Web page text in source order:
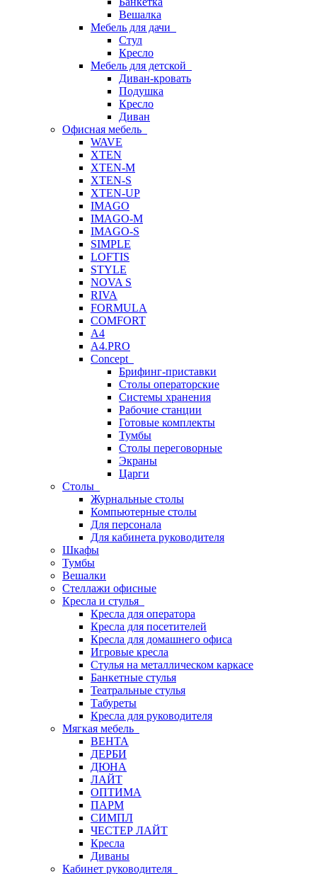
Вешалка
Мебель для дачи
Стул
Кресло
Мебель для детской
Диван-кровать
Подушка
Кресло
Диван
Офисная мебель
WAVE
XTEN
XTEN-M
XTEN-S
XTEN-UP
IMAGO
IMAGO-M
IMAGO-S
SIMPLE
LOFTIS
STYLE
NOVA S
RIVA
FORMULA
COMFORT
A4
A4.PRO
Concept
Брифинг-приставки
Столы операторские
Системы хранения
Рабочие станции
Готовые комплекты
Тумбы
Столы переговорные
Экраны
Царги
Столы
Журнальные столы
Компьютерные столы
Для персонала
Для кабинета руководителя
Шкафы
Тумбы
Вешалки
Стеллажи офисные
Кресла и стулья
Кресла для оператора
Кресла для посетителей
Кресла для домашнего офиса
Игровые кресла
Стулья на металлическом каркасе
Банкетные стулья
Театральные стулья
Табуреты
Кресла для руководителя
Мягкая мебель
ВЕНТА
ДЕРБИ
ДЮНА
ЛАЙТ
ОПТИМА
ПАРМ
СИМПЛ
ЧЕСТЕР ЛАЙТ
Кресла
Диваны
Кабинет руководителя